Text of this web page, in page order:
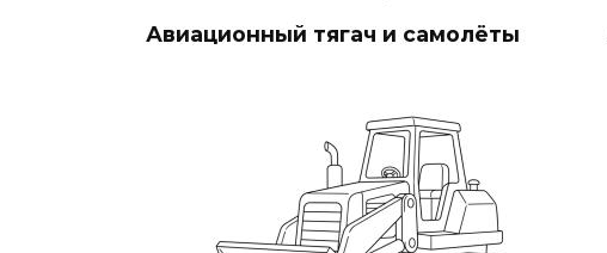
Авиационный тягач и самолёты